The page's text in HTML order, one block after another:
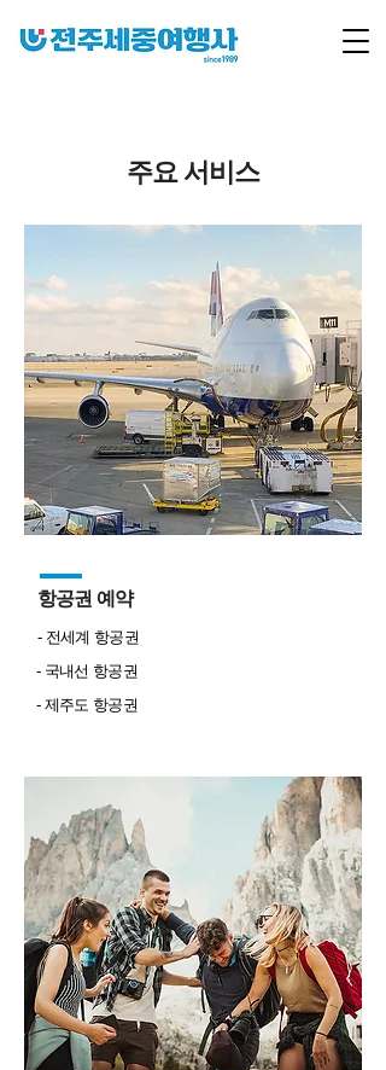
주요 서비스
항공권 예약
- 전세계 항공권
- 국내선 항공권
- 제주도 항공권